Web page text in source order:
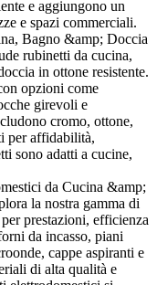
e aggiungono un
e spazi commerciali.
Bagno &amp; Doccia
rubinetti da cucina,
in ottone resistente.
opzioni come
girevoli e
cromo, ottone,
per affidabilità,
sono adatti a cucine,
da Cucina &amp;
la nostra gamma di
prestazioni, efficienza
da incasso, piani
cappe aspiranti e
di alta qualità e